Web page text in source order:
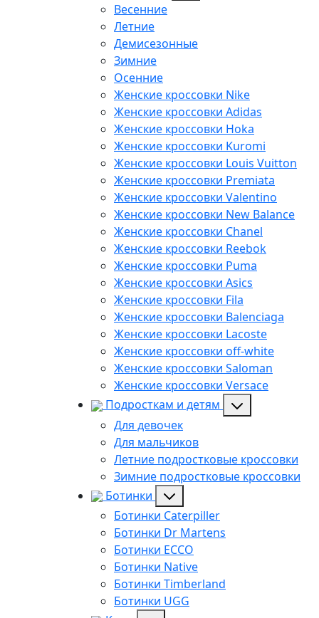
Весенние
Летние
Демисезонные
Зимние
Осенние
Женские кроссовки Nike
Женские кроссовки Adidas
Женские кроссовки Hoka
Женские кроссовки Kuromi
Женские кроссовки Louis Vuitton
Женские кроссовки Premiata
Женские кроссовки Valentino
Женские кроссовки New Balance
Женские кроссовки Chanel
Женские кроссовки Reebok
Женские кроссовки Puma
Женские кроссовки Asics
Женские кроссовки Fila
Женские кроссовки Balenciaga
Женские кроссовки Lacoste
Женские кроссовки off-white
Женские кроссовки Saloman
Женские кроссовки Versace
Подросткам и детям
Для девочек
Для мальчиков
Летние подростковые кроссовки
Зимние подростковые кроссовки
Ботинки
Ботинки Caterpiller
Ботинки Dr Martens
Ботинки ECCO
Ботинки Native
Ботинки Timberland
Ботинки UGG